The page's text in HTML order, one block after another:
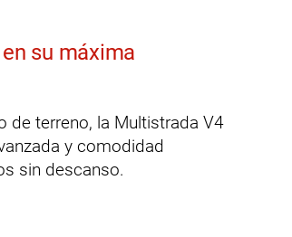
su máxima
de terreno, la Multistrada V4
y comodidad
sin descanso.